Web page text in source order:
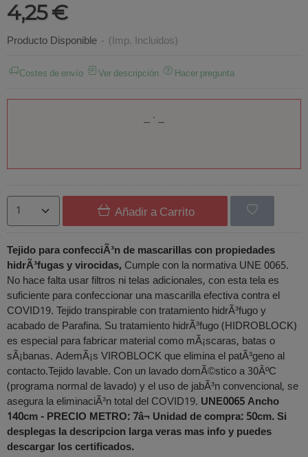
4,25 €
Producto Disponible - (Imp. Incluidos)
Costes de envío Ver descripción Hacer pregunta
Añadir a Carrito
Tejido para confecciÃ³n de mascarillas con propiedades
hidrÃ³fugas y virocidas,Cumple con la normativa UNE 0065.
No hace falta usar filtros ni telas adicionales, con esta tela es
suficiente para confeccionar una mascarilla efectiva contra el
COVID19. Tejido transpirable con tratamiento hidrÃ³fugo y
acabado de Parafina. Su tratamiento hidrÃ³fugo (HIDROBLOCK)
es especial para fabricar material como mÃ¡scaras, batas o
sÃ¡banas. AdemÃ¡s VIROBLOCK que elimina el patÃ³geno al
contacto.Tejido lavable. Con un lavado domÃ©stico a 30ÂºC
(programa normal de lavado) y el uso de jabÃ³n convencional, se
asegura la eliminaciÃ³n total del COVID19. UNE0065Ancho
140cm - PRECIO METRO: 7â¬ Unidad de compra: 50cm. Si
desplegas la descripcion larga veras mas info y puedes
descargar los certificados.